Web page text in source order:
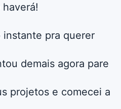
instante pra querer
demais agora pare
projetos e comecei a